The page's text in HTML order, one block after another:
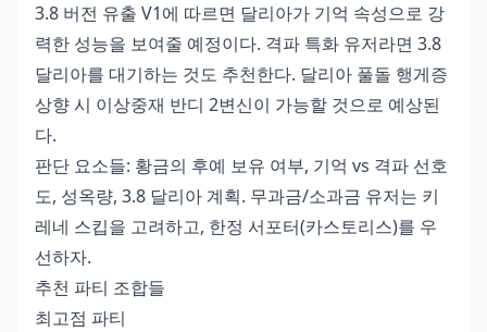
3.8 버전 유출 V1에 따르면 달리아가 기억 속성으로 강
력한 성능을 보여줄 예정이다. 격파 특화 유저라면 3.8
달리아를 대기하는 것도 추천한다. 달리아 풀돌 행게증
상향 시 이상중재 반디 2변신이 가능할 것으로 예상된
다.
판단 요소들: 황금의 후예 보유 여부, 기억 vs 격파 선호
도, 성옥량, 3.8 달리아 계획. 무과금/소과금 유저는 키
레네 스킵을 고려하고, 한정 서포터(카스토리스)를 우
선하자.
추천 파티 조합들
최고점 파티